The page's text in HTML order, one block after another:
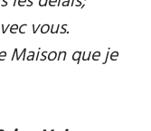
vous.
Maison que je